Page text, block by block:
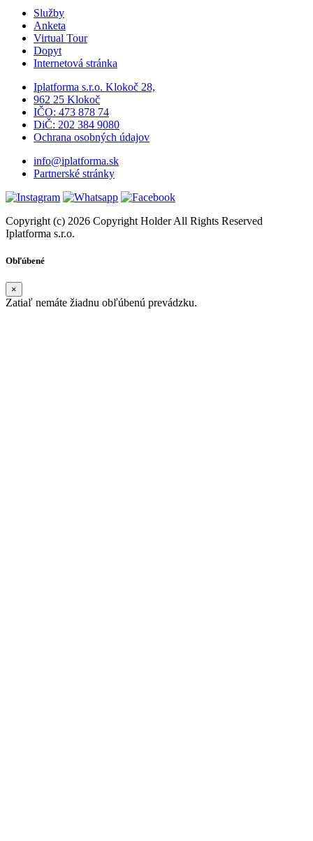
Služby
Anketa
Virtual Tour
Dopyt
Internetová stránka
Iplatforma s.r.o. Klokoč 28,
962 25 Klokoč
IČO: 473 878 74
DiČ: 202 384 9080
Ochrana osobných údajov
info@iplatforma.sk
Partnerské stránky
Copyright (c) 2026 Copyright Holder All Rights Reserved
Iplatforma s.r.o.
Obľúbené
×
Zatiaľ nemáte žiadnu obľúbenú prevádzku.